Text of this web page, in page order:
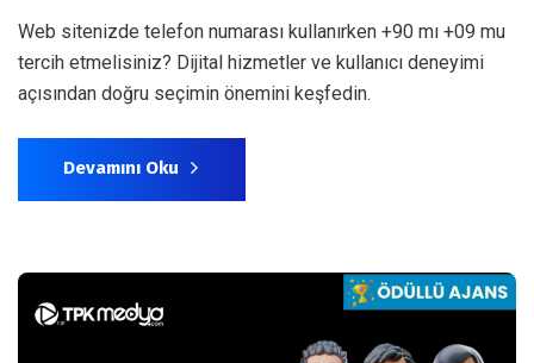
Web sitenizde telefon numarası kullanırken +90 mı +09 mu
tercih etmelisiniz? Dijital hizmetler ve kullanıcı deneyimi
açısından doğru seçimin önemini keşfedin.
Devamını Oku